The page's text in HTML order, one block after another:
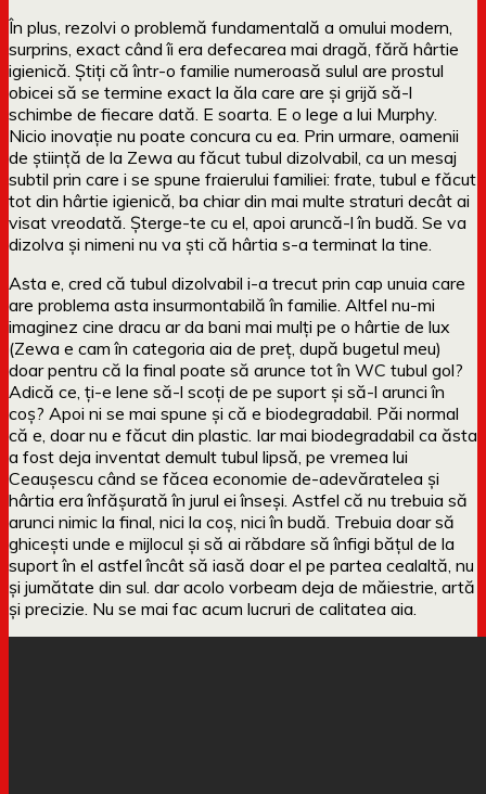
În plus, rezolvi o problemă fundamentală a omului modern,
surprins, exact când îi era defecarea mai dragă, fără hârtie
igienică. Știți că într-o familie numeroasă sulul are prostul
obicei să se termine exact la ăla care are și grijă să-l
schimbe de fiecare dată. E soarta. E o lege a lui Murphy.
Nicio inovație nu poate concura cu ea. Prin urmare, oamenii
de știință de la Zewa au făcut tubul dizolvabil, ca un mesaj
subtil prin care i se spune fraierului familiei: frate, tubul e făcut
tot din hârtie igienică, ba chiar din mai multe straturi decât ai
visat vreodată. Șterge-te cu el, apoi aruncă-l în budă. Se va
dizolva și nimeni nu va ști că hârtia s-a terminat la tine.
Asta e, cred că tubul dizolvabil i-a trecut prin cap unuia care
are problema asta insurmontabilă în familie. Altfel nu-mi
imaginez cine dracu ar da bani mai mulți pe o hârtie de lux
(Zewa e cam în categoria aia de preț, după bugetul meu)
doar pentru că la final poate să arunce tot în WC tubul gol?
Adică ce, ți-e lene să-l scoți de pe suport și să-l arunci în
coș? Apoi ni se mai spune și că e biodegradabil. Păi normal
că e, doar nu e făcut din plastic. Iar mai biodegradabil ca ăsta
a fost deja inventat demult tubul lipsă, pe vremea lui
Ceaușescu când se făcea economie de-adevăratelea și
hârtia era înfășurată în jurul ei înseși. Astfel că nu trebuia să
arunci nimic la final, nici la coș, nici în budă. Trebuia doar să
ghicești unde e mijlocul și să ai răbdare să înfigi bățul de la
suport în el astfel încât să iasă doar el pe partea cealaltă, nu
și jumătate din sul. dar acolo vorbeam deja de măiestrie, artă
și precizie. Nu se mai fac acum lucruri de calitatea aia.